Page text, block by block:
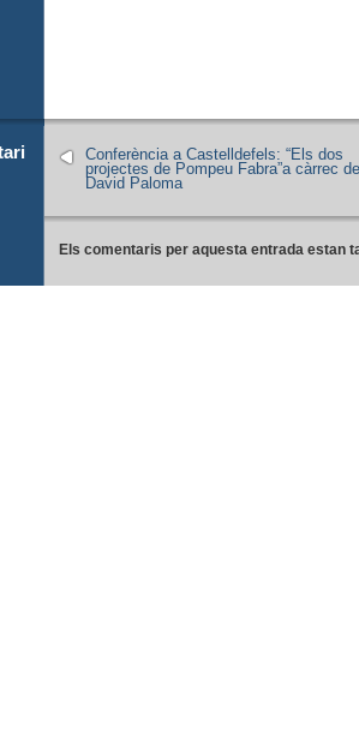
Conferència a Castelldefels: “Els dos
projectes de Pompeu Fabra”a càrrec de
David Paloma
Els comentaris per aquesta entrada estan